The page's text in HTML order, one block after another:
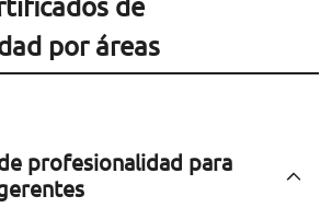
de
por áreas
profesionalidad para